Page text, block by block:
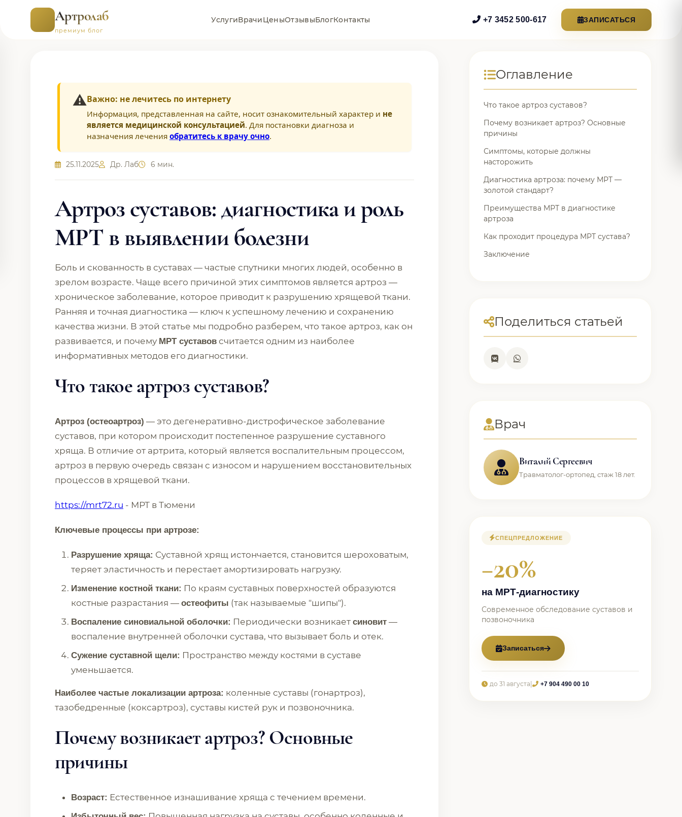
Артролаб
премиум блог
УслугиВрачиЦеныОтзывыБлогКонтакты +7 3452 500-617 ЗАПИСАТЬСЯ
⚠️Важно: не лечитесь по интернету
Информация, представленная на сайте, носит ознакомительный характер и не
является медицинской консультацией. Для постановки диагноза и
назначения лечения обратитесь к врачу очно.
25.11.2025 Др. Лаб 6 мин.
Артроз суставов: диагностика и роль
МРТ в выявлении болезни
Боль и скованность в суставах — частые спутники многих людей, особенно в
зрелом возрасте. Чаще всего причиной этих симптомов является артроз —
хроническое заболевание, которое приводит к разрушению хрящевой ткани.
Ранняя и точная диагностика — ключ к успешному лечению и сохранению
качества жизни. В этой статье мы подробно разберем, что такое артроз, как он
развивается, и почему МРТ суставов считается одним из наиболее
информативных методов его диагностики.
Что такое артроз суставов?
Артроз (остеоартроз) — это дегенеративно-дистрофическое заболевание
суставов, при котором происходит постепенное разрушение суставного
хряща. В отличие от артрита, который является воспалительным процессом,
артроз в первую очередь связан с износом и нарушением восстановительных
процессов в хрящевой ткани.
https://mrt72.ru - МРТ в Тюмени
Ключевые процессы при артрозе:
Разрушение хряща: Суставной хрящ истончается, становится шероховатым,
теряет эластичность и перестает амортизировать нагрузку.
Изменение костной ткани: По краям суставных поверхностей образуются
костные разрастания — остеофиты (так называемые "шипы").
Воспаление синовиальной оболочки: Периодически возникает синовит —
воспаление внутренней оболочки сустава, что вызывает боль и отек.
Сужение суставной щели: Пространство между костями в суставе
уменьшается.
Наиболее частые локализации артроза: коленные суставы (гонартроз),
тазобедренные (коксартроз), суставы кистей рук и позвоночника.
Почему возникает артроз? Основные
причины
Возраст: Естественное изнашивание хряща с течением времени.
Оглавление
Что такое артроз суставов?
Почему возникает артроз? Основные
причины
Симптомы, которые должны
насторожить
Диагностика артроза: почему МРТ —
золотой стандарт?
Преимущества МРТ в диагностике
артроза
Как проходит процедура МРТ сустава?
Заключение
Поделиться статьей
Врач
Виталий Сергеевич
Травматолог-ортопед, стаж 18 лет.
СПЕЦПРЕДЛОЖЕНИЕ
−20%
на МРТ-диагностику
Современное обследование суставов и
позвоночника
Записаться
до 31 августа +7 904 490 00 10